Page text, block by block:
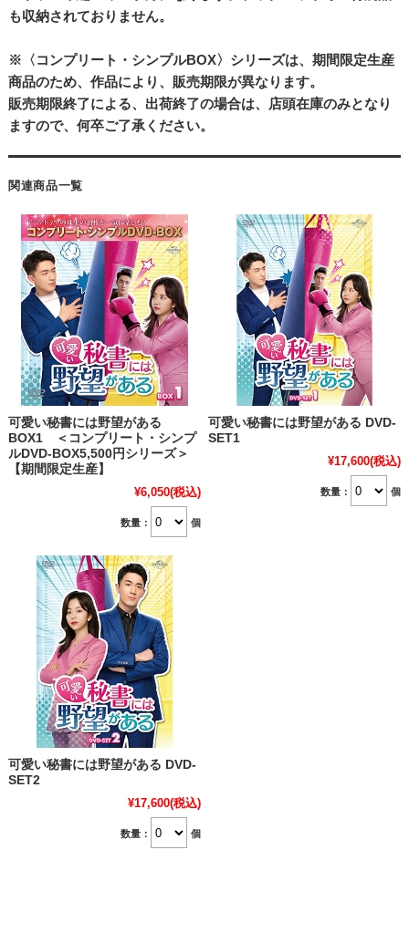
も収納されておりません。
※〈コンプリート・シンプルBOX〉シリーズは、期間限定生産
商品のため、作品により、販売期限が異なります。
販売期限終了による、出荷終了の場合は、店頭在庫のみとなり
ますので、何卒ご了承ください。
関連商品一覧
可愛い秘書には野望がある
BOX1 ＜コンプリート・シンプ
ルDVD-BOX5,500円シリーズ＞
【期間限定生産】
¥6,050(税込)
数量： 個
可愛い秘書には野望がある DVD-
SET1
¥17,600(税込)
数量： 個
可愛い秘書には野望がある DVD-
SET2
¥17,600(税込)
数量： 個